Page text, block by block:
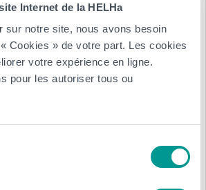
Internet de la HELHa
sur notre site, nous avons besoin
Cookies » de votre part. Les cookies
votre expérience en ligne.
pour les autoriser tous ou
idée après les averses de
de pluie, les blizzards et les crevasses